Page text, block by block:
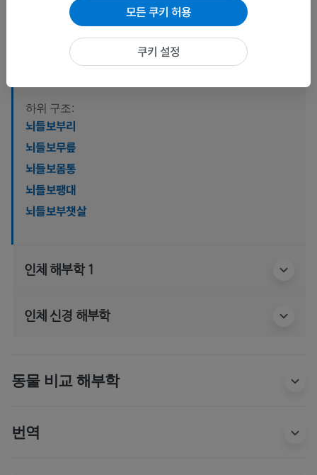
인체 해부학 2
통합계통> 신경계통> 중추신경계통> 뇌
끝뇌 [종뇌] 종뇌백색질> 끝뇌맞교차섬유
하위 구조:
뇌들보부리
뇌들보무릎
뇌들보몸통
뇌들보팽대
뇌들보부챗살
인체 해부학 1
인체 신경 해부학
동물 비교 해부학
번역
모든 쿠키 허용
쿠키 설정